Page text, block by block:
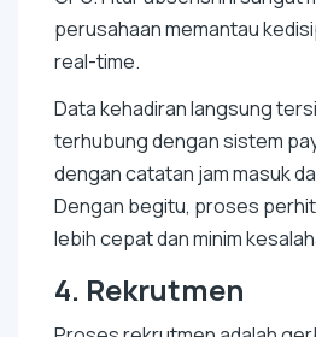
perusahaan memantau
real-time.
Data kehadiran langsung
terhubung dengan sistem
dengan catatan jam masuk
Dengan begitu, proses
lebih cepat dan minim
4. Rekrutmen